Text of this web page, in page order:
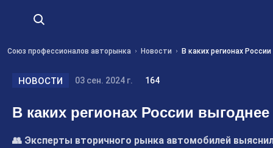
Союз профессионалов авторынка Новости В каких регионах
НОВОСТИ 03 сен. 2024 г. 164
В каких регионах России
👥 Эксперты вторичного рынка автомобилей